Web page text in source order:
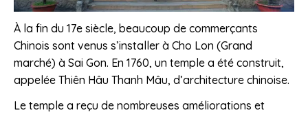
À la fin du 17e siècle, beaucoup de commerçants
Chinois sont venus s’installer à Cho Lon (Grand
marché) à Sai Gon. En 1760, un temple a été construit,
appelée Thiên Hâu Thanh Mâu, d’architecture chinoise.
Le temple a reçu de nombreuses améliorations et